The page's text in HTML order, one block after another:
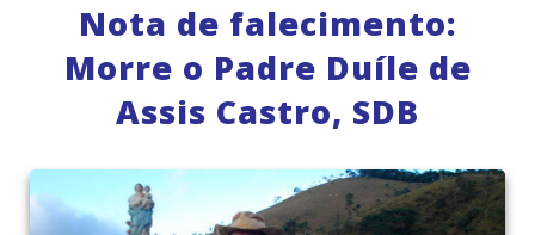
Nota de falecimento:
Morre o Padre Duíle de
Assis Castro, SDB